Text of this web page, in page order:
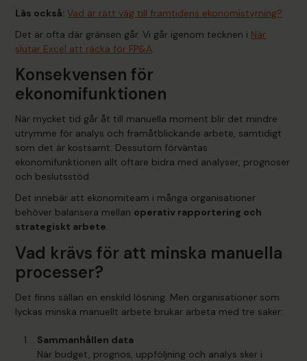
Läs också:Vad är rätt väg till framtidens ekonomistyrning?
Det är ofta där gränsen går. Vi går igenom tecknen i När
slutar Excel att räcka för FP&A
Konsekvensen för
ekonomifunktionen
När mycket tid går åt till manuella moment blir det mindre
utrymme för analys och framåtblickande arbete, samtidigt
som det är kostsamt. Dessutom förväntas
ekonomifunktionen allt oftare bidra med analyser, prognoser
och beslutsstöd.
Det innebär att ekonomiteam i många organisationer
behöver balansera mellan operativ rapportering och
strategiskt arbete.
Vad krävs för att minska manuella
processer?
Det finns sällan en enskild lösning. Men organisationer som
lyckas minska manuellt arbete brukar arbeta med tre saker:
Sammanhållen data
När budget, prognos, uppföljning och analys sker i